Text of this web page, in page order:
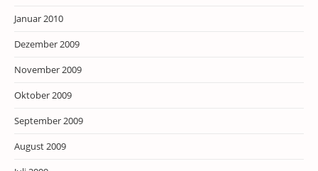
Januar 2010
Dezember 2009
November 2009
Oktober 2009
September 2009
August 2009